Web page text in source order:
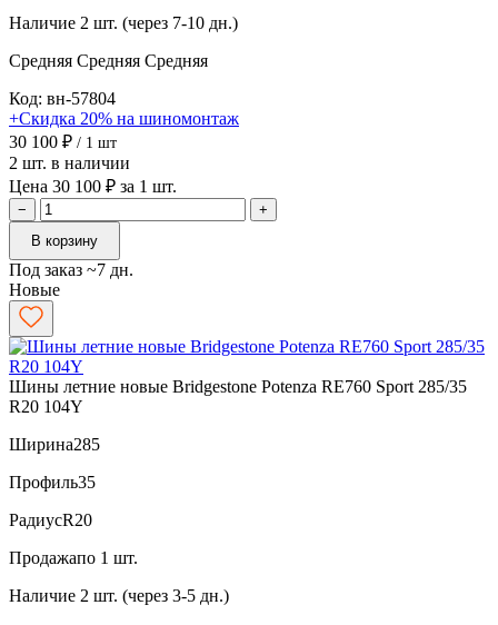
Наличие 2 шт. (через 7-10 дн.)
Средняя Средняя Средняя
Код: вн-57804
+Скидка 20% на шиномонтаж
30 100 ₽ / 1 шт
2 шт. в наличии
Цена 30 100 ₽ за 1 шт.
−
+
В корзину
Под заказ ~7 дн.
Новые
Шины летние новые Bridgestone Potenza RE760 Sport 285/35
R20 104Y
Ширина285
Профиль35
РадиусR20
Продажапо 1 шт.
Наличие 2 шт. (через 3-5 дн.)